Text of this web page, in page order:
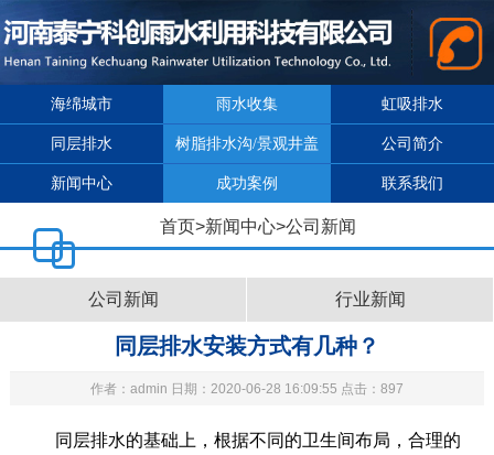
海绵城市 雨水收集 虹吸排水
同层排水 树脂排水沟/景观井盖 公司简介
新闻中心 成功案例 联系我们
首页>新闻中心>公司新闻
公司新闻 行业新闻
同层排水安装方式有几种？
作者：admin 日期：2020-06-28 16:09:55 点击：897
同层排水的基础上，根据不同的卫生间布局，合理的